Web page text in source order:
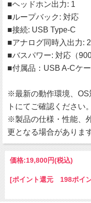
■ヘッドホン出力: 1
■ループバック: 対応
■接続: USB Type-C
■アナログ同時入出力:
■バスパワー: 対応（
■付属品：USB A-Cケ
※最新の動作環境、OS
トにてご確認ください。
※製品の仕様・性能、
更となる場合がありま
価格:19,800円(税込)
[ポイント還元 198ポイ